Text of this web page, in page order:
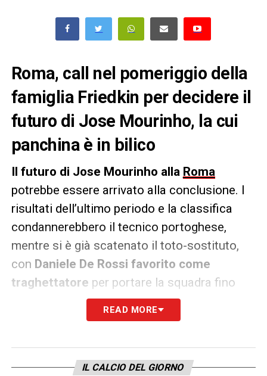
Roma, call nel pomeriggio della
famiglia Friedkin per decidere il
futuro di Jose Mourinho, la cui
panchina è in bilico
Il futuro di Jose Mourinho alla Roma
potrebbe essere arrivato alla conclusione. I
risultati dell’ultimo periodo e la classifica
condannerebbero il tecnico portoghese,
mentre si è già scatenato il toto-sostituto,
con Daniele De Rossi favorito come
traghettatore per portare la squadra fino
alla fine della stagione.
nel pomeriggio è attesauna call tra la
famiglia Friedkin, proprietaria del club, e la
READ MORE
IL CALCIO DEL GIORNO